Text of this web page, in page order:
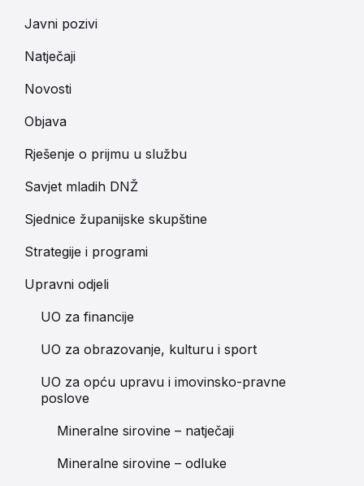
Javni pozivi
Natječaji
Novosti
Objava
Rješenje o prijmu u službu
Savjet mladih DNŽ
Sjednice županijske skupštine
Strategije i programi
Upravni odjeli
UO za financije
UO za obrazovanje, kulturu i sport
UO za opću upravu i imovinsko-pravne
poslove
Mineralne sirovine – natječaji
Mineralne sirovine – odluke